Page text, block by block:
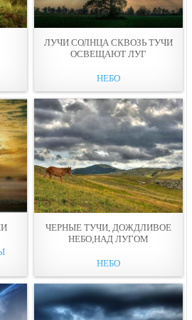
ЛУЧИ СОЛНЦА СКВОЗЬ ТУЧИ
ОСВЕЩАЮТ ЛУГ
НЕБО
ЧЕРНЫЕ ТУЧИ, ДОЖДЛИВОЕ
НЕБО,НАД ЛУГОМ
НЕБО